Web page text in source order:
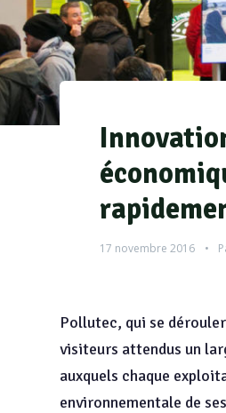
17 novembre 2016
Pollutec, qui se
visiteurs attendus un
auxquels chaque
environnementale de